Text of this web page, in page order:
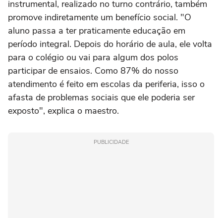
instrumental, realizado no turno contrário, também
promove indiretamente um benefício social. "O
aluno passa a ter praticamente educação em
período integral. Depois do horário de aula, ele volta
para o colégio ou vai para algum dos polos
participar de ensaios. Como 87% do nosso
atendimento é feito em escolas da periferia, isso o
afasta de problemas sociais que ele poderia ser
exposto", explica o maestro.
PUBLICIDADE